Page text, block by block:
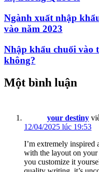
Ngành xuất nhập
vào năm 2023
Nhập khẩu chuối vào
không?
Một bình luận
your destiny
12/04/2025 lúc 19:53
I’m extremely
with the layout on
you customize it